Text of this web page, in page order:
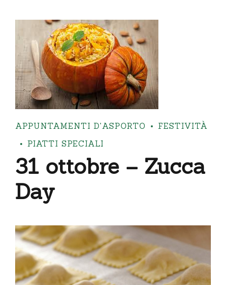
APPUNTAMENTI D'ASPORTO
FESTIVITÀ
PIATTI SPECIALI
31 ottobre – Zucca
Day